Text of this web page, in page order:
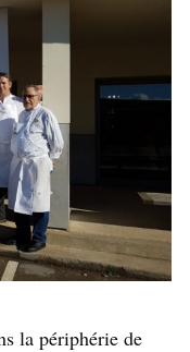
la périphérie de